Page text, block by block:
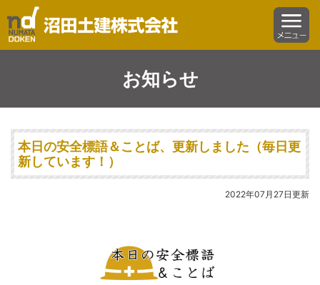
沼田土建株式会社 menu
お知らせ
本日の安全標語＆ことば、更新しました（毎日更
新しています！）
2022年07月27日更新